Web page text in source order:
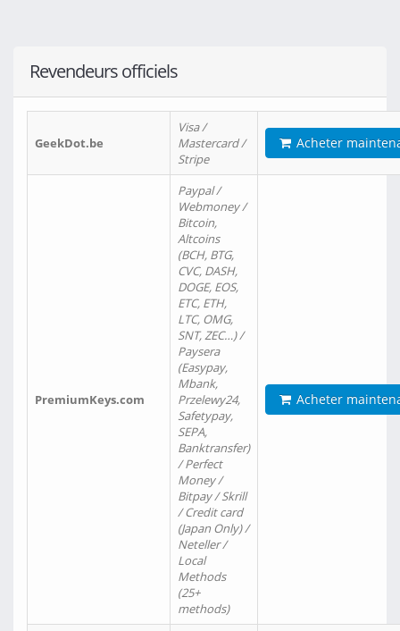
Revendeurs officiels
GeekDot.be
Visa /
Mastercard /
Stripe
Acheter
PremiumKeys.com
Paypal /
Webmoney /
Bitcoin,
Altcoins
(BCH, BTG,
CVC, DASH,
DOGE, EOS,
ETC, ETH,
LTC, OMG,
SNT, ZEC…) /
Paysera
(Easypay,
Mbank,
Przelewy24,
Safetypay,
SEPA,
Banktransfer)
/ Perfect
Money /
Bitpay / Skrill
/ Credit card
(Japan Only) /
Neteller /
Local
Methods
(25+
methods)
Acheter